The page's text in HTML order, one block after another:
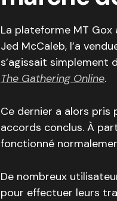
La plateforme MT
Jed McCaleb, l’a
s’agissait simplement
The Gathering Online.
Ce dernier a alors
accords conclus. À
fonctionné
De nombreux
pour effectuer leurs